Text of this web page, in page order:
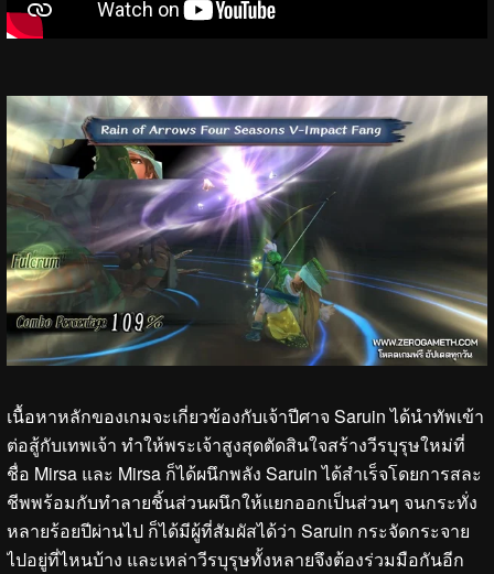
เนื้อหาหลักของเกมจะเกี่ยวข้องกับเจ้าปีศาจ Saruin ได้นำทัพเข้า
ต่อสู้กับเทพเจ้า ทำให้พระเจ้าสูงสุดตัดสินใจสร้างวีรบุรุษใหม่ที่
ชื่อ Mirsa และ Mirsa ก็ได้ผนึกพลัง Saruin ได้สำเร็จโดยการสละ
ชีพพร้อมกับทำลายชิ้นส่วนผนึกให้แยกออกเป็นส่วนๆ จนกระทั่ง
หลายร้อยปีผ่านไป ก็ได้มีผู้ที่สัมผัสได้ว่า Saruin กระจัดกระจาย
ไปอยู่ที่ไหนบ้าง และเหล่าวีรบุรุษทั้งหลายจึงต้องร่วมมือกันอีก